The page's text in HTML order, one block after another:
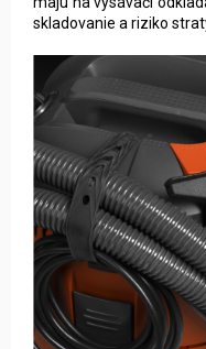
skladovanie a riziko